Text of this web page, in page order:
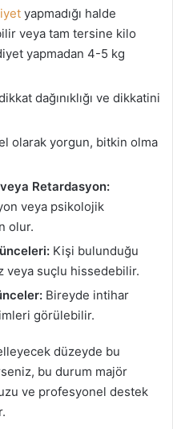
yapmadığı halde
veya tam tersine kilo
yapmadan 4-5 kg
dağınıklığı ve dikkatini
olarak yorgun, bitkin olma
Retardasyon:
veya psikolojik
olur.
Kişi bulunduğu
veya suçlu hissedebilir.
Bireyde intihar
görülebilir.
düzeyde bu
bu durum majör
ve profesyonel destek